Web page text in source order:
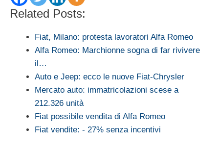
Related Posts:
Fiat, Milano: protesta lavoratori Alfa Romeo
Alfa Romeo: Marchionne sogna di far rivivere
il…
Auto e Jeep: ecco le nuove Fiat-Chrysler
Mercato auto: immatricolazioni scese a
212.326 unità
Fiat possibile vendita di Alfa Romeo
Fiat vendite: - 27% senza incentivi